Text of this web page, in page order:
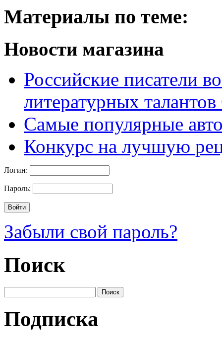
Материалы по теме:
Новости магазина
Российские писатели
литературных
Самые популярные
Конкурс на лучшую
Логин:
Пароль:
Забыли свой пароль?
Поиск
Подписка